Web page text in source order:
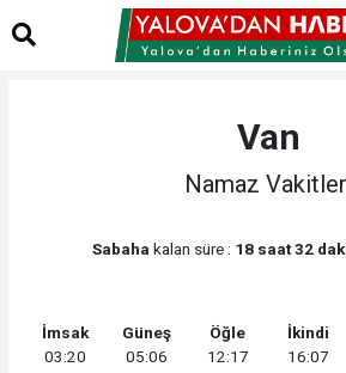
Van
Namaz
Sabaha kalan süre : 18 saat 32
İmsak
03:20
Güneş
05:06
Öğle
12:17
İkindi
16:07